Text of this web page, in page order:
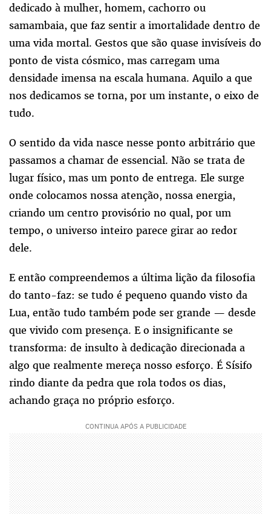
dedicado à mulher, homem, cachorro ou
samambaia, que faz sentir a imortalidade dentro de
uma vida mortal. Gestos que são quase invisíveis do
ponto de vista cósmico, mas carregam uma
densidade imensa na escala humana. Aquilo a que
nos dedicamos se torna, por um instante, o eixo de
tudo.
O sentido da vida nasce nesse ponto arbitrário que
passamos a chamar de essencial. Não se trata de
lugar físico, mas um ponto de entrega. Ele surge
onde colocamos nossa atenção, nossa energia,
criando um centro provisório no qual, por um
tempo, o universo inteiro parece girar ao redor
dele.
E então compreendemos a última lição da filosofia
do tanto-faz: se tudo é pequeno quando visto da
Lua, então tudo também pode ser grande — desde
que vivido com presença. E o insignificante se
transforma: de insulto à dedicação direcionada a
algo que realmente mereça nosso esforço. É Sísifo
rindo diante da pedra que rola todos os dias,
achando graça no próprio esforço.